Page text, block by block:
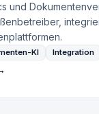
und
KI Integration